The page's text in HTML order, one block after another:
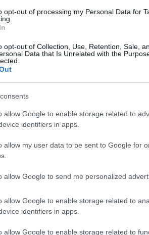
opt-out of processing my Personal Data for
opt-out of Collection, Use, Retention, Sale,
Data that Is Unrelated with the
allow Google to enable storage related to
identifiers in apps.
allow my user data to be sent to Google for
allow Google to send me personalized
allow Google to enable storage related to
identifiers in apps.
allow Google to enable storage related to
στη μπαταρία των συσκευών,
και χαμηλό κόστος
ο Δήμαρχος Πάφου, Κος
και γρήγορη
διακυβέρνηση. Ο
digitalization και προχωρεί
Σύστημα
Γεωγραφικών
(Smart Water Management),
Logicom Solutions Ltd, Κος
Δήμαρχο Πάφου και κατ’
η Πάφος στη νέα ψηφιακή
ως προς την επιτυχή